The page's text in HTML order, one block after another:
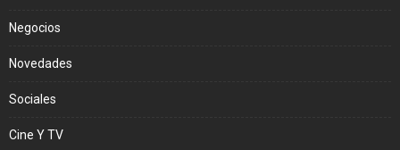
Negocios
Novedades
Sociales
Cine Y TV